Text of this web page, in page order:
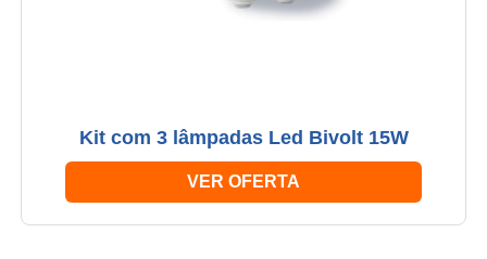
Kit com 3 lâmpadas Led Bivolt 15W
VER OFERTA